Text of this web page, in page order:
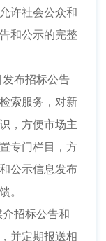
许社会公众和
和公示的完整
布招标公告
索服务，对新
，方便市场主
专门栏目，方
公示信息发布
。
招标公告和
并定期报送相